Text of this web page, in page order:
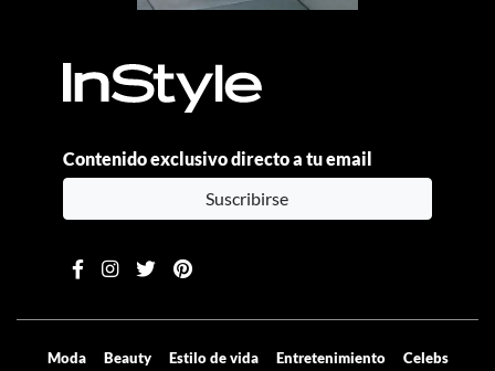
Contenido exclusivo directo a tu email
Suscribirse
Moda Beauty Estilo de vida Entretenimiento Celebs